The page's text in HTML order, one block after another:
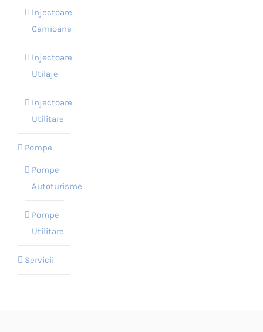
Injectoare
Camioane
Injectoare
Utilaje
Injectoare
Utilitare
Pompe
Pompe
Autoturisme
Pompe
Utilitare
Servicii